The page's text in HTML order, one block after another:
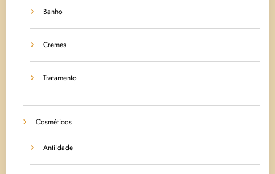
Banho
Cremes
Tratamento
Cosméticos
Antiidade